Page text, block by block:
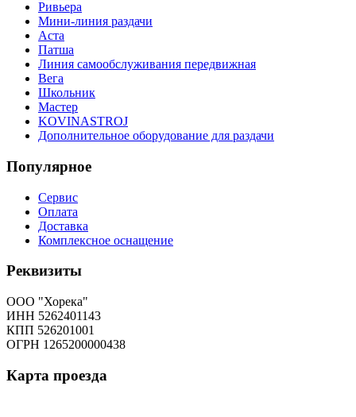
Ривьера
Мини-линия раздачи
Аста
Патша
Линия самообслуживания передвижная
Вега
Школьник
Мастер
KOVINASTROJ
Дополнительное оборудование для раздачи
Популярное
Сервис
Оплата
Доставка
Комплексное оснащение
Реквизиты
ООО "Хорека"
ИНН 5262401143
КПП 526201001
ОГРН 1265200000438
Карта проезда